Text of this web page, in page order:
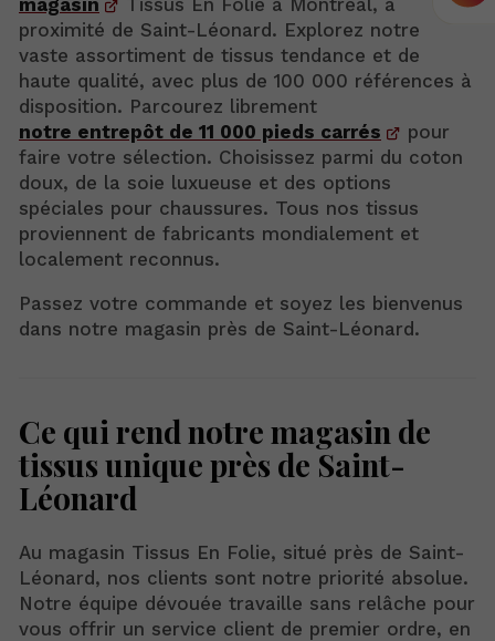
proximité de Saint-Léonard. Explorez notre
vaste assortiment de tissus tendance et de
haute qualité, avec plus de 100 000 références à
disposition. Parcourez librement
notre entrepôt de 11 000 pieds carrés
pour
faire votre sélection. Choisissez parmi du coton
doux, de la soie luxueuse et des options
spéciales pour chaussures. Tous nos tissus
proviennent de fabricants mondialement et
localement reconnus.
Passez votre commande et soyez les bienvenus
dans notre magasin près de Saint-Léonard.
Ce qui rend notre magasin de
tissus unique près de Saint-
Léonard
Au magasin Tissus En Folie, situé près de Saint-
Léonard, nos clients sont notre priorité absolue.
Notre équipe dévouée travaille sans relâche pour
vous offrir un service client de premier ordre, en